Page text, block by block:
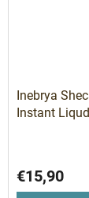
Inebrya
Instant
tekutý
€15,90